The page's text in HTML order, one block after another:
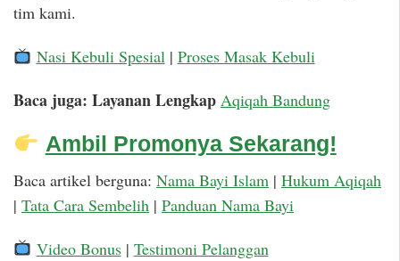
tim kami.
Nasi Kebuli Spesial| Proses Masak Kebuli
Baca juga: Layanan Lengkap Aqiqah Bandung
Ambil Promonya Sekarang!
Baca artikel berguna: Nama Bayi Islam | Hukum Aqiqah
| Tata Cara Sembelih | Panduan Nama Bayi
Video Bonus| Testimoni Pelanggan